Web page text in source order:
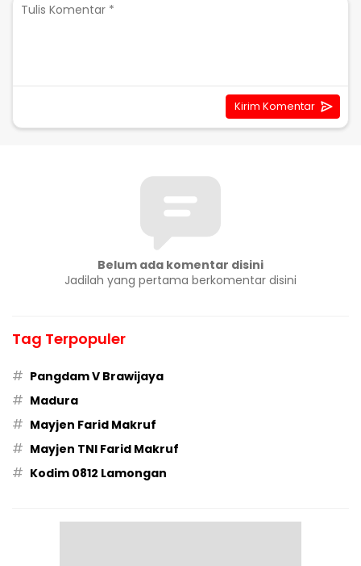
Belum ada komentar disini
Jadilah yang pertama berkomentar disini
Tag Terpopuler
# Pangdam V Brawijaya
# Madura
# Mayjen Farid Makruf
# Mayjen TNI Farid Makruf
# Kodim 0812 Lamongan